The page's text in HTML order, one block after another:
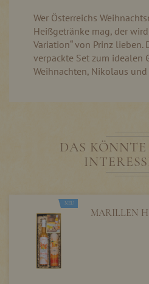
Wer Österreichs
Heißgetränke mag, der wird
Variation“ von Prinz lieben.
verpackte Set zum idealen
Weihnachten, Nikolaus
DAS
NEU
MARILLEN